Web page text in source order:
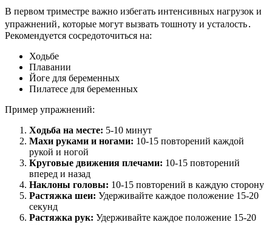
В первом триместре важно избегать интенсивных нагрузок и
упражнений‚ которые могут вызвать тошноту и усталость․
Рекомендуется сосредоточиться на:
Ходьбе
Плавании
Йоге для беременных
Пилатесе для беременных
Пример упражнений:
Ходьба на месте: 5-10 минут
Махи руками и ногами: 10-15 повторений каждой
рукой и ногой
Круговые движения плечами: 10-15 повторений
вперед и назад
Наклоны головы: 10-15 повторений в каждую сторону
Растяжка шеи: Удерживайте каждое положение 15-20
секунд
Растяжка рук: Удерживайте каждое положение 15-20